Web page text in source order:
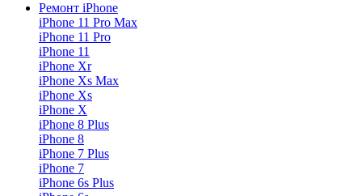
Ремонт iPhone
iPhone 11 Pro Max
iPhone 11 Pro
iPhone 11
iPhone Xr
iPhone Xs Max
iPhone Xs
iPhone X
iPhone 8 Plus
iPhone 8
iPhone 7 Plus
iPhone 7
iPhone 6s Plus